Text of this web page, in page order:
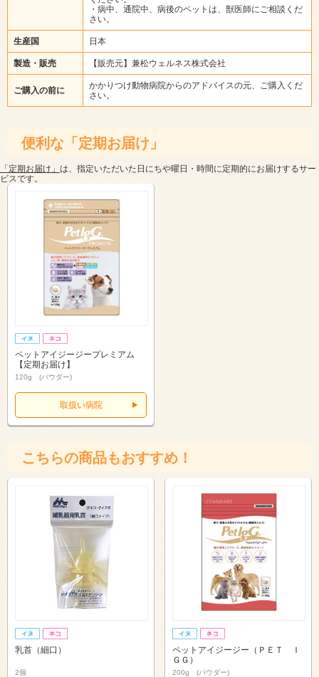
・病中、通院中、病後のペットは、獣医師にご相談くだ
さい。
生産国 日本
製造・販売 【販売元】兼松ウェルネス株式会社
ご購入の前に
かかりつけ動物病院からのアドバイスの元、ご購入くだ
さい。
便利な「定期お届け」
「定期お届け」 は、指定いただいた日にちや曜日・時間に定期的にお届けするサー
ビスです。
ペットアイジージープレミアム
【定期お届け】
120g (パウダー)
取扱い病院
こちらの商品もおすすめ！
乳首（細口）
2個
ペットアイジージー（ＰＥＴ Ｉ
ＧＧ）
200g (パウダー)